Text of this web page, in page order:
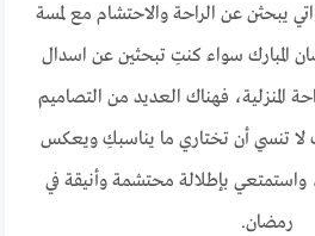
يبحثن عن الراحة والاحتشام مع لمسة
المبارك سواء كنتِ تبحثين عن اسدال
المنزلية، فهناك العديد من التصاميم
لا تنسي أن تختاري ما يناسبكِ ويعكس
واستمتعي بإطلالة محتشمة وأنيقة في
رمضان.